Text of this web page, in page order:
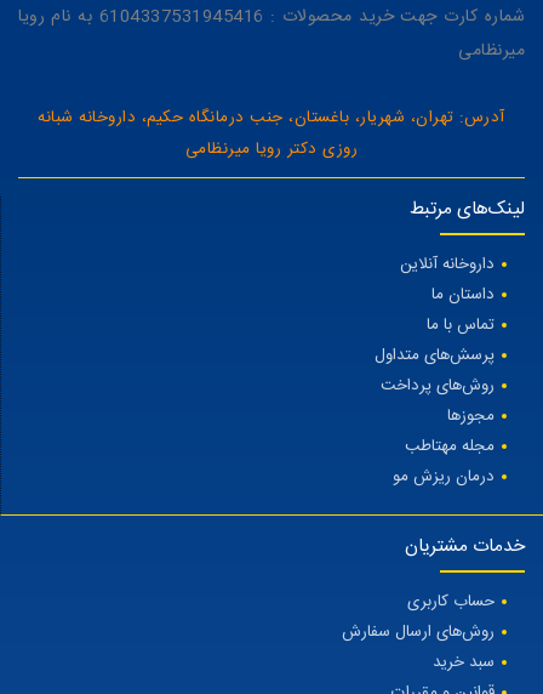
شماره کارت جهت خرید محصولات : 6104337531945416 به نام رویا
میرنظامی
آدرس: تهران، شهریار، باغستان، جنب درمانگاه حکیم، داروخانه شبانه
روزی دکتر رویا میرنظامی
لینک‌های مرتبط
داروخانه آنلاین
داستان ما
تماس با ما
پرسش‌های متداول
روش‌های پرداخت
مجوزها
مجله مهتاطب
درمان ریزش مو
خدمات مشتریان
حساب کاربری
روش‌های ارسال سفارش
سبد خرید